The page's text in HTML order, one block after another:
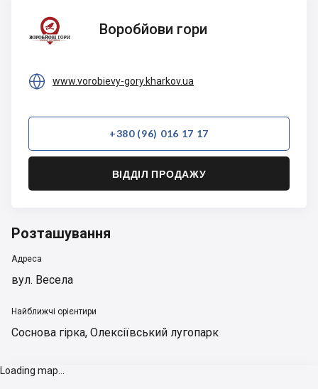
Воробйови
гори
Воробйови гори
 www.vorobievy-gory.kharkov.ua
+380 (96) 016 17 17
ВІДДІЛ ПРОДАЖУ
Розташування
Адреса
вул. Весела
Найближчі орієнтири
Соснова гірка, Олексіївський лугопарк
Loading map...